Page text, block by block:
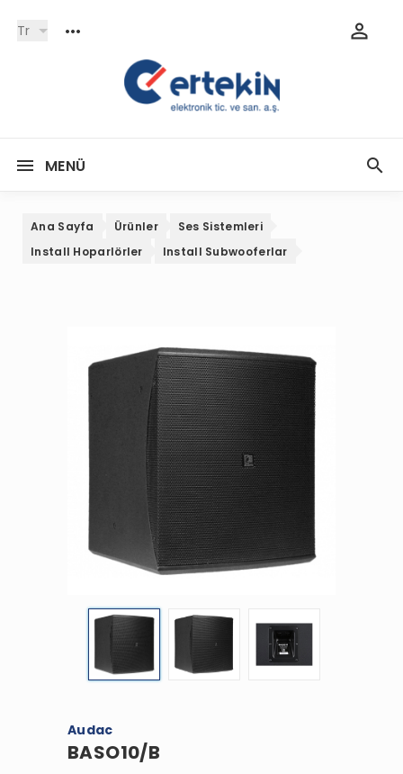
Tr
MENÜ
Ana Sayfa Ürünler
Ses Sistemleri
Install Hoparlörler
Install Subwooferlar
Audac
BASO10/B